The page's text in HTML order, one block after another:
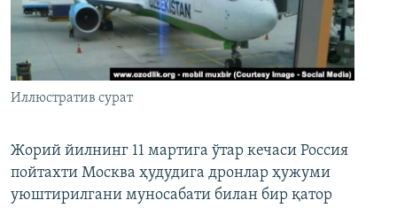
Иллюстратив сурат
Жорий йилнинг 11 мартига ўтар кечаси Россия
пойтахти Москва ҳудудига дронлар ҳужуми
уюштирилгани муносабати билан бир қатор